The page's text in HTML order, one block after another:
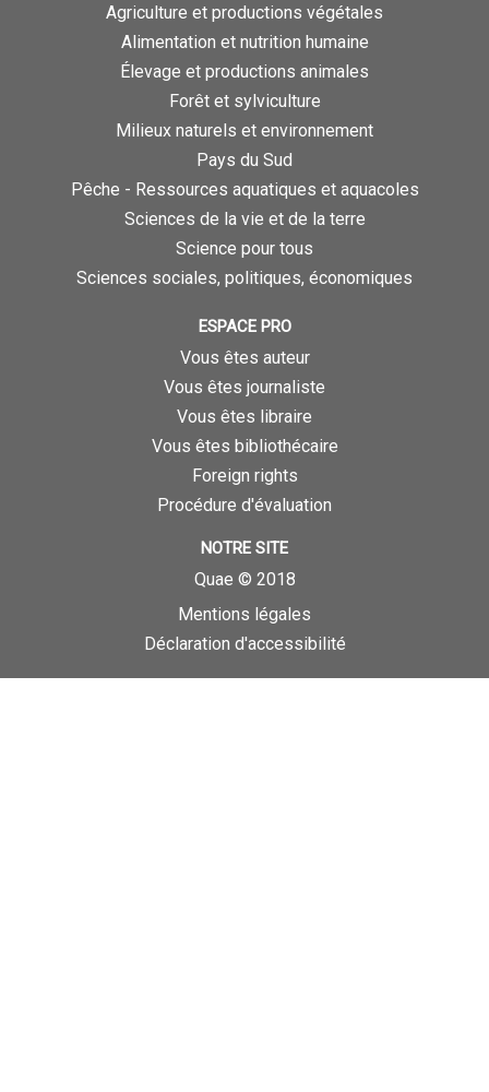
Agriculture et productions végétales
Alimentation et nutrition humaine
Élevage et productions animales
Forêt et sylviculture
Milieux naturels et environnement
Pays du Sud
Pêche - Ressources aquatiques et aquacoles
Sciences de la vie et de la terre
Science pour tous
Sciences sociales, politiques, économiques
ESPACE PRO
Vous êtes auteur
Vous êtes journaliste
Vous êtes libraire
Vous êtes bibliothécaire
Foreign rights
Procédure d'évaluation
NOTRE SITE
Quae © 2018
Mentions légales
Déclaration d'accessibilité